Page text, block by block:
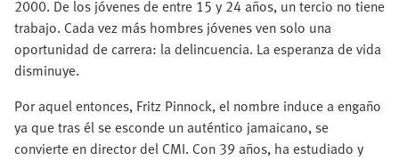
2000. De los jóvenes de entre 15 y 24 años, un tercio no tiene
trabajo. Cada vez más hombres jóvenes ven solo una
oportunidad de carrera: la delincuencia. La esperanza de vida
disminuye.
Por aquel entonces, Fritz Pinnock, el nombre induce a engaño
ya que tras él se esconde un auténtico jamaicano, se
convierte en director del CMI. Con 39 años, ha estudiado y